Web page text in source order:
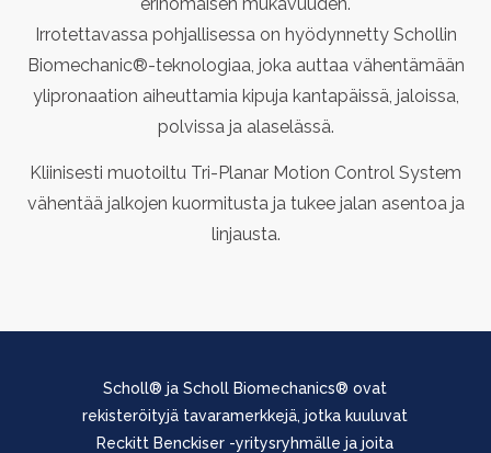
erinomaisen mukavuuden.
Irrotettavassa pohjallisessa on hyödynnetty Schollin
Biomechanic®-teknologiaa, joka auttaa vähentämään
ylipronaation aiheuttamia kipuja kantapäissä, jaloissa,
polvissa ja alaselässä.
Kliinisesti muotoiltu Tri-Planar Motion Control System
vähentää jalkojen kuormitusta ja tukee jalan asentoa ja
linjausta.
Scholl® ja Scholl Biomechanics® ovat
rekisteröityjä tavaramerkkejä, jotka kuuluvat
Reckitt Benckiser -yritysryhmälle ja joita